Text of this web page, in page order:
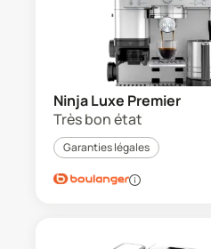
Ninja Luxe Premier
Très bon état
Garanties légales